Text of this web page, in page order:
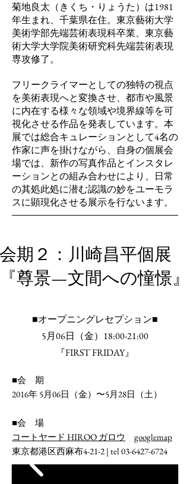
菊地良太（きくち・りょうた）は1981
年生まれ、千葉県在住。東京藝術大学
美術学部先端芸術表現科卒業、東京藝
術大学大学院美術研究科先端芸術表現
専攻修了。
フリークライマーとしての独特の視点
を美術表現へと変換させ、都市や風景
に内在する様々な領域や境界線等を可
視化させる作品を発表しています。本
展では総合キュレーションとして4名の
作家に声を掛けながら、自身の個展会
場では、新作の写真作品とインスタレ
ーションとの組み合わせにより、日常
の其処此処に潜む認識の妙をユーモラ
スに顕現化させる展示を行ないます。
会期２： 川崎昌平個展
『尊景—文間への憧憬』
■オープニングレセプション■
5月06日（金） 18:00-21:00
『FIRST FRIDAY』
■会 期
2016年 5月06日（金）〜5月28日（土）
■会 場
コートヤード HIROO ガロウ
googlemap
東京都港区西麻布4-21-2 | tel 03-6427-6724